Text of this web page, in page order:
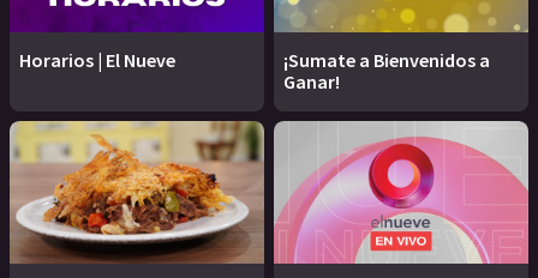
Horarios | El Nueve
¡Sumate a Bienvenidos a
Ganar!